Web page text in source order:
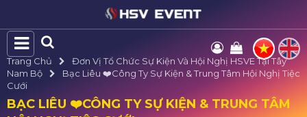
Trang Chủ
Đơn Vị Tổ Chức Sự Kiện Và Hội Nghị HSVE Tại Tây
Nam Bộ
Bạc Liêu ❤️️Công Ty Sự Kiện & Trung Tâm Hội Nghị Tiệc
Cưới
BẠC LIÊU ❤️️CÔNG TY SỰ KIỆN & TRUNG TÂM